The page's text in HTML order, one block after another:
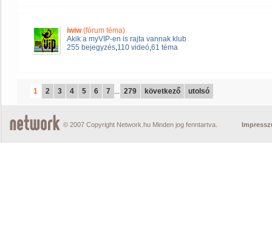
iwiw(fórum téma)
Akik a myVIP-en is rajta vannak klub
255 bejegyzés,110 videó,61 téma
1 2 3 4 5 6 7 ... 279 következő utolsó
© 2007 Copyright Network.hu Minden jog fenntartva.